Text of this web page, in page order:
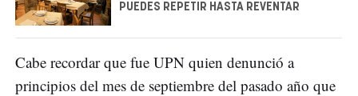
PUEDES REPETIR HASTA REVENTAR
Cabe recordar que fue UPN quien denunció a
principios del mes de septiembre del pasado año que